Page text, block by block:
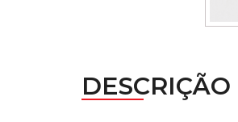
DESCRIÇÃO